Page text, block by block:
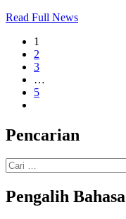
Read Full News
1
2
3
…
5
Pencarian
Cari
untuk:
Pengalih Bahasa